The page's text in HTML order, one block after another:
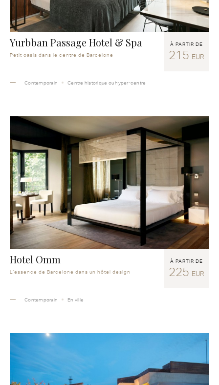
Yurbban Passage Hotel & Spa
Petit oasis dans le centre de Barcelone
À PARTIR DE
215 EUR
Contemporain Centre historique ou hyper-centre
Hotel Omm
L'essence de Barcelone dans un hôtel design
À PARTIR DE
225 EUR
Contemporain En ville